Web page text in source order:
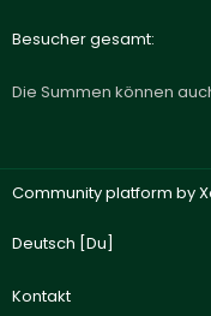
Besucher gesamt
Die Summen können
Community platform by
Deutsch [Du]
Kontakt